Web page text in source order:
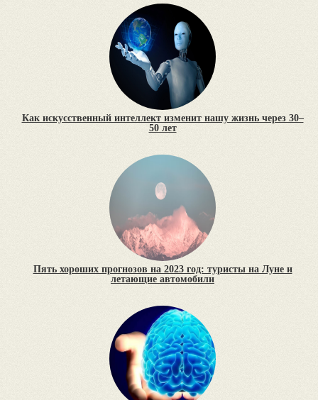
Как искусственный интеллект изменит нашу жизнь через 30–
50 лет
Пять хороших прогнозов на 2023 год: туристы на Луне и
летающие автомобили